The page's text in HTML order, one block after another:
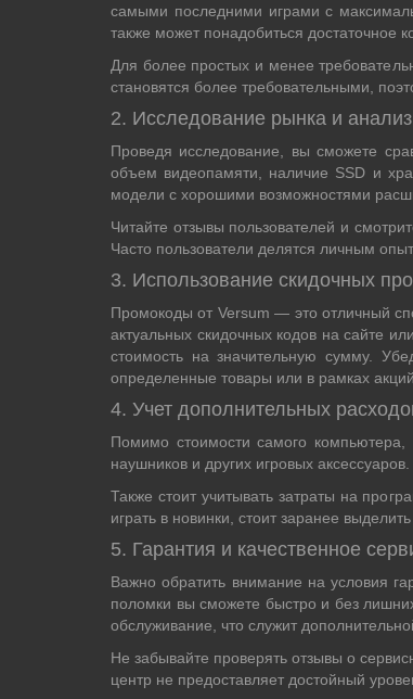
самыми последними играми с
также может понадобиться достаточное
Для более простых и менее
становятся более требовательными,
2. Исследование рынка и
Проведя исследование, вы сможете
объем видеопамяти, наличие SSD и
модели с хорошими возможностями
Читайте отзывы пользователей и
Часто пользователи делятся личным
3. Использование скидочных
Промокоды от Versum — это отличный
актуальных скидочных кодов на сайте
стоимость на значительную сумму.
определенные товары или в рамках
4. Учет дополнительных
Помимо стоимости самого компьютера,
наушников и других игровых
Также стоит учитывать затраты на
играть в новинки, стоит заранее
5. Гарантия и качественное
Важно обратить внимание на условия
поломки вы сможете быстро и без
обслуживание, что служит
Не забывайте проверять отзывы о
центр не предоставляет достойный